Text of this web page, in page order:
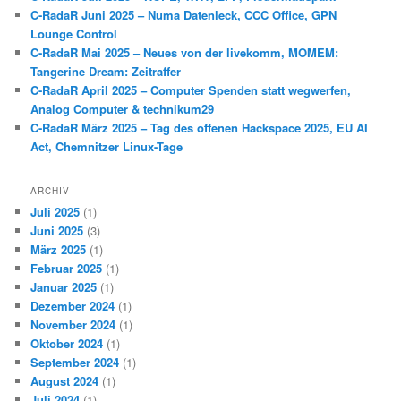
n
C-RadaR Juni 2025 – Numa Datenleck, CCC Office, GPN
Lounge Control
C-RadaR Mai 2025 – Neues von der livekomm, MOMEM:
Tangerine Dream: Zeitraffer
C-RadaR April 2025 – Computer Spenden statt wegwerfen,
Analog Computer & technikum29
C-RadaR März 2025 – Tag des offenen Hackspace 2025, EU AI
Act, Chemnitzer Linux-Tage
ARCHIV
Juli 2025 (1)
Juni 2025 (3)
März 2025 (1)
Februar 2025 (1)
Januar 2025 (1)
Dezember 2024 (1)
November 2024 (1)
Oktober 2024 (1)
September 2024 (1)
August 2024 (1)